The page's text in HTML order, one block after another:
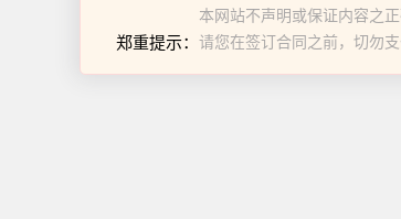
本网站不声明或保证内容之
郑重提示： 请您在签订合同之前，切勿